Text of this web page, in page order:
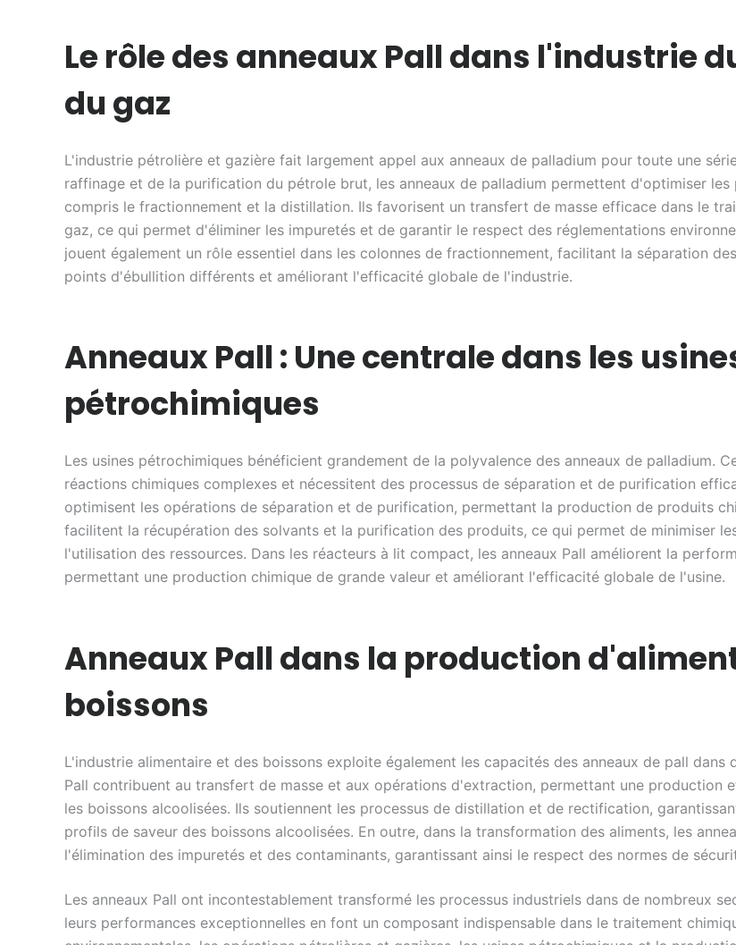
Le rôle des anneaux Pall dans l'industrie
du gaz
L'industrie pétrolière et gazière fait largement appel aux anneaux de palladium pour toute une
raffinage et de la purification du pétrole brut, les anneaux de palladium permettent d'optimiser les
compris le fractionnement et la distillation. Ils favorisent un transfert de masse efficace dans le
gaz, ce qui permet d'éliminer les impuretés et de garantir le respect des réglementations
jouent également un rôle essentiel dans les colonnes de fractionnement, facilitant la séparation
points d'ébullition différents et améliorant l'efficacité globale de l'industrie.
Anneaux Pall : Une centrale dans les
pétrochimiques
Les usines pétrochimiques bénéficient grandement de la polyvalence des anneaux de palladium.
réactions chimiques complexes et nécessitent des processus de séparation et de purification
optimisent les opérations de séparation et de purification, permettant la production de produits
facilitent la récupération des solvants et la purification des produits, ce qui permet de minimiser
l'utilisation des ressources. Dans les réacteurs à lit compact, les anneaux Pall améliorent la
permettant une production chimique de grande valeur et améliorant l'efficacité globale de l'usine.
Anneaux Pall dans la production
boissons
L'industrie alimentaire et des boissons exploite également les capacités des anneaux de pall dans
Pall contribuent au transfert de masse et aux opérations d'extraction, permettant une production
les boissons alcoolisées. Ils soutiennent les processus de distillation et de rectification,
profils de saveur des boissons alcoolisées. En outre, dans la transformation des aliments, les
l'élimination des impuretés et des contaminants, garantissant ainsi le respect des normes de
Les anneaux Pall ont incontestablement transformé les processus industriels dans de nombreux
leurs performances exceptionnelles en font un composant indispensable dans le traitement